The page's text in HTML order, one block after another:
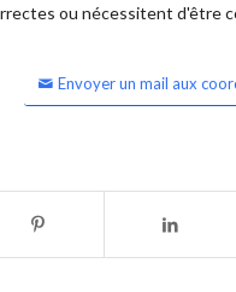
ou nécessitent d'être
Envoyer un mail aux